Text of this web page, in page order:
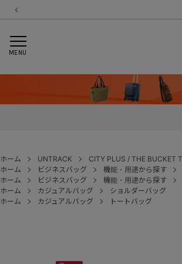
MENU
ホーム UNTRACK
CITY PLUS / THE BUCKET
ホーム
ビジネスバッグ 機能・用途から探す
ホーム
ビジネスバッグ 機能・用途から探す
ホーム
カジュアルバッグ
ショルダーバッグ
ホーム
カジュアルバッグ トートバッグ